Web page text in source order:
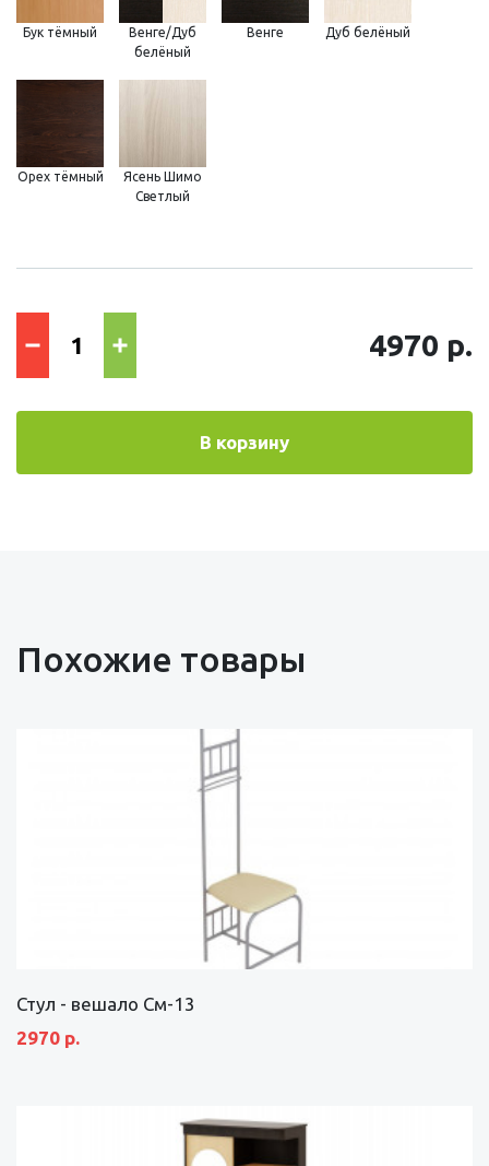
Бук тёмный
Венге/Дуб
белёный
Венге Дуб белёный
Орех тёмный
Ясень Шимо
Светлый
4970 р.
В корзину
Похожие товары
Стул - вешало См-13
2970 р.